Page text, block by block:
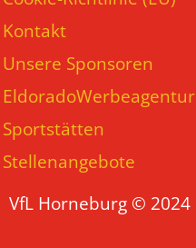
Kontakt
Unsere Sponsoren
EldoradoWerbeagentur
Sportstätten
Stellenangebote
VfL Horneburg © 2024